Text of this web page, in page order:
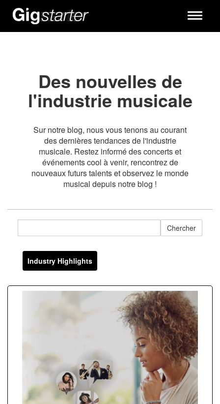
Toggle
Des nouvelles de
l'industrie musicale
Sur notre blog, nous vous tenons au courant
des dernières tendances de l'industrie
musicale. Restez informé des concerts et
événements cool à venir, rencontrez de
nouveaux futurs talents et observez le monde
musical depuis notre blog !
Industry Highlights